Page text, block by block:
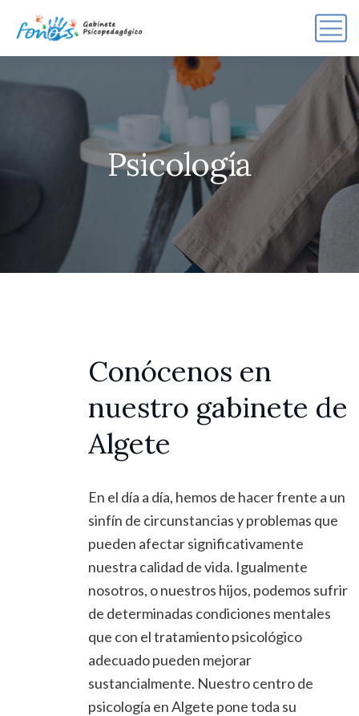
Psicología
Conócenos en
nuestro gabinete de
Algete
En el día a día, hemos de hacer frente a un
sinfín de circunstancias y problemas que
pueden afectar significativamente
nuestra calidad de vida. Igualmente
nosotros, o nuestros hijos, podemos sufrir
de determinadas condiciones mentales
que con el tratamiento psicológico
adecuado pueden mejorar
sustancialmente. Nuestro centro de
psicología en Algete pone toda su